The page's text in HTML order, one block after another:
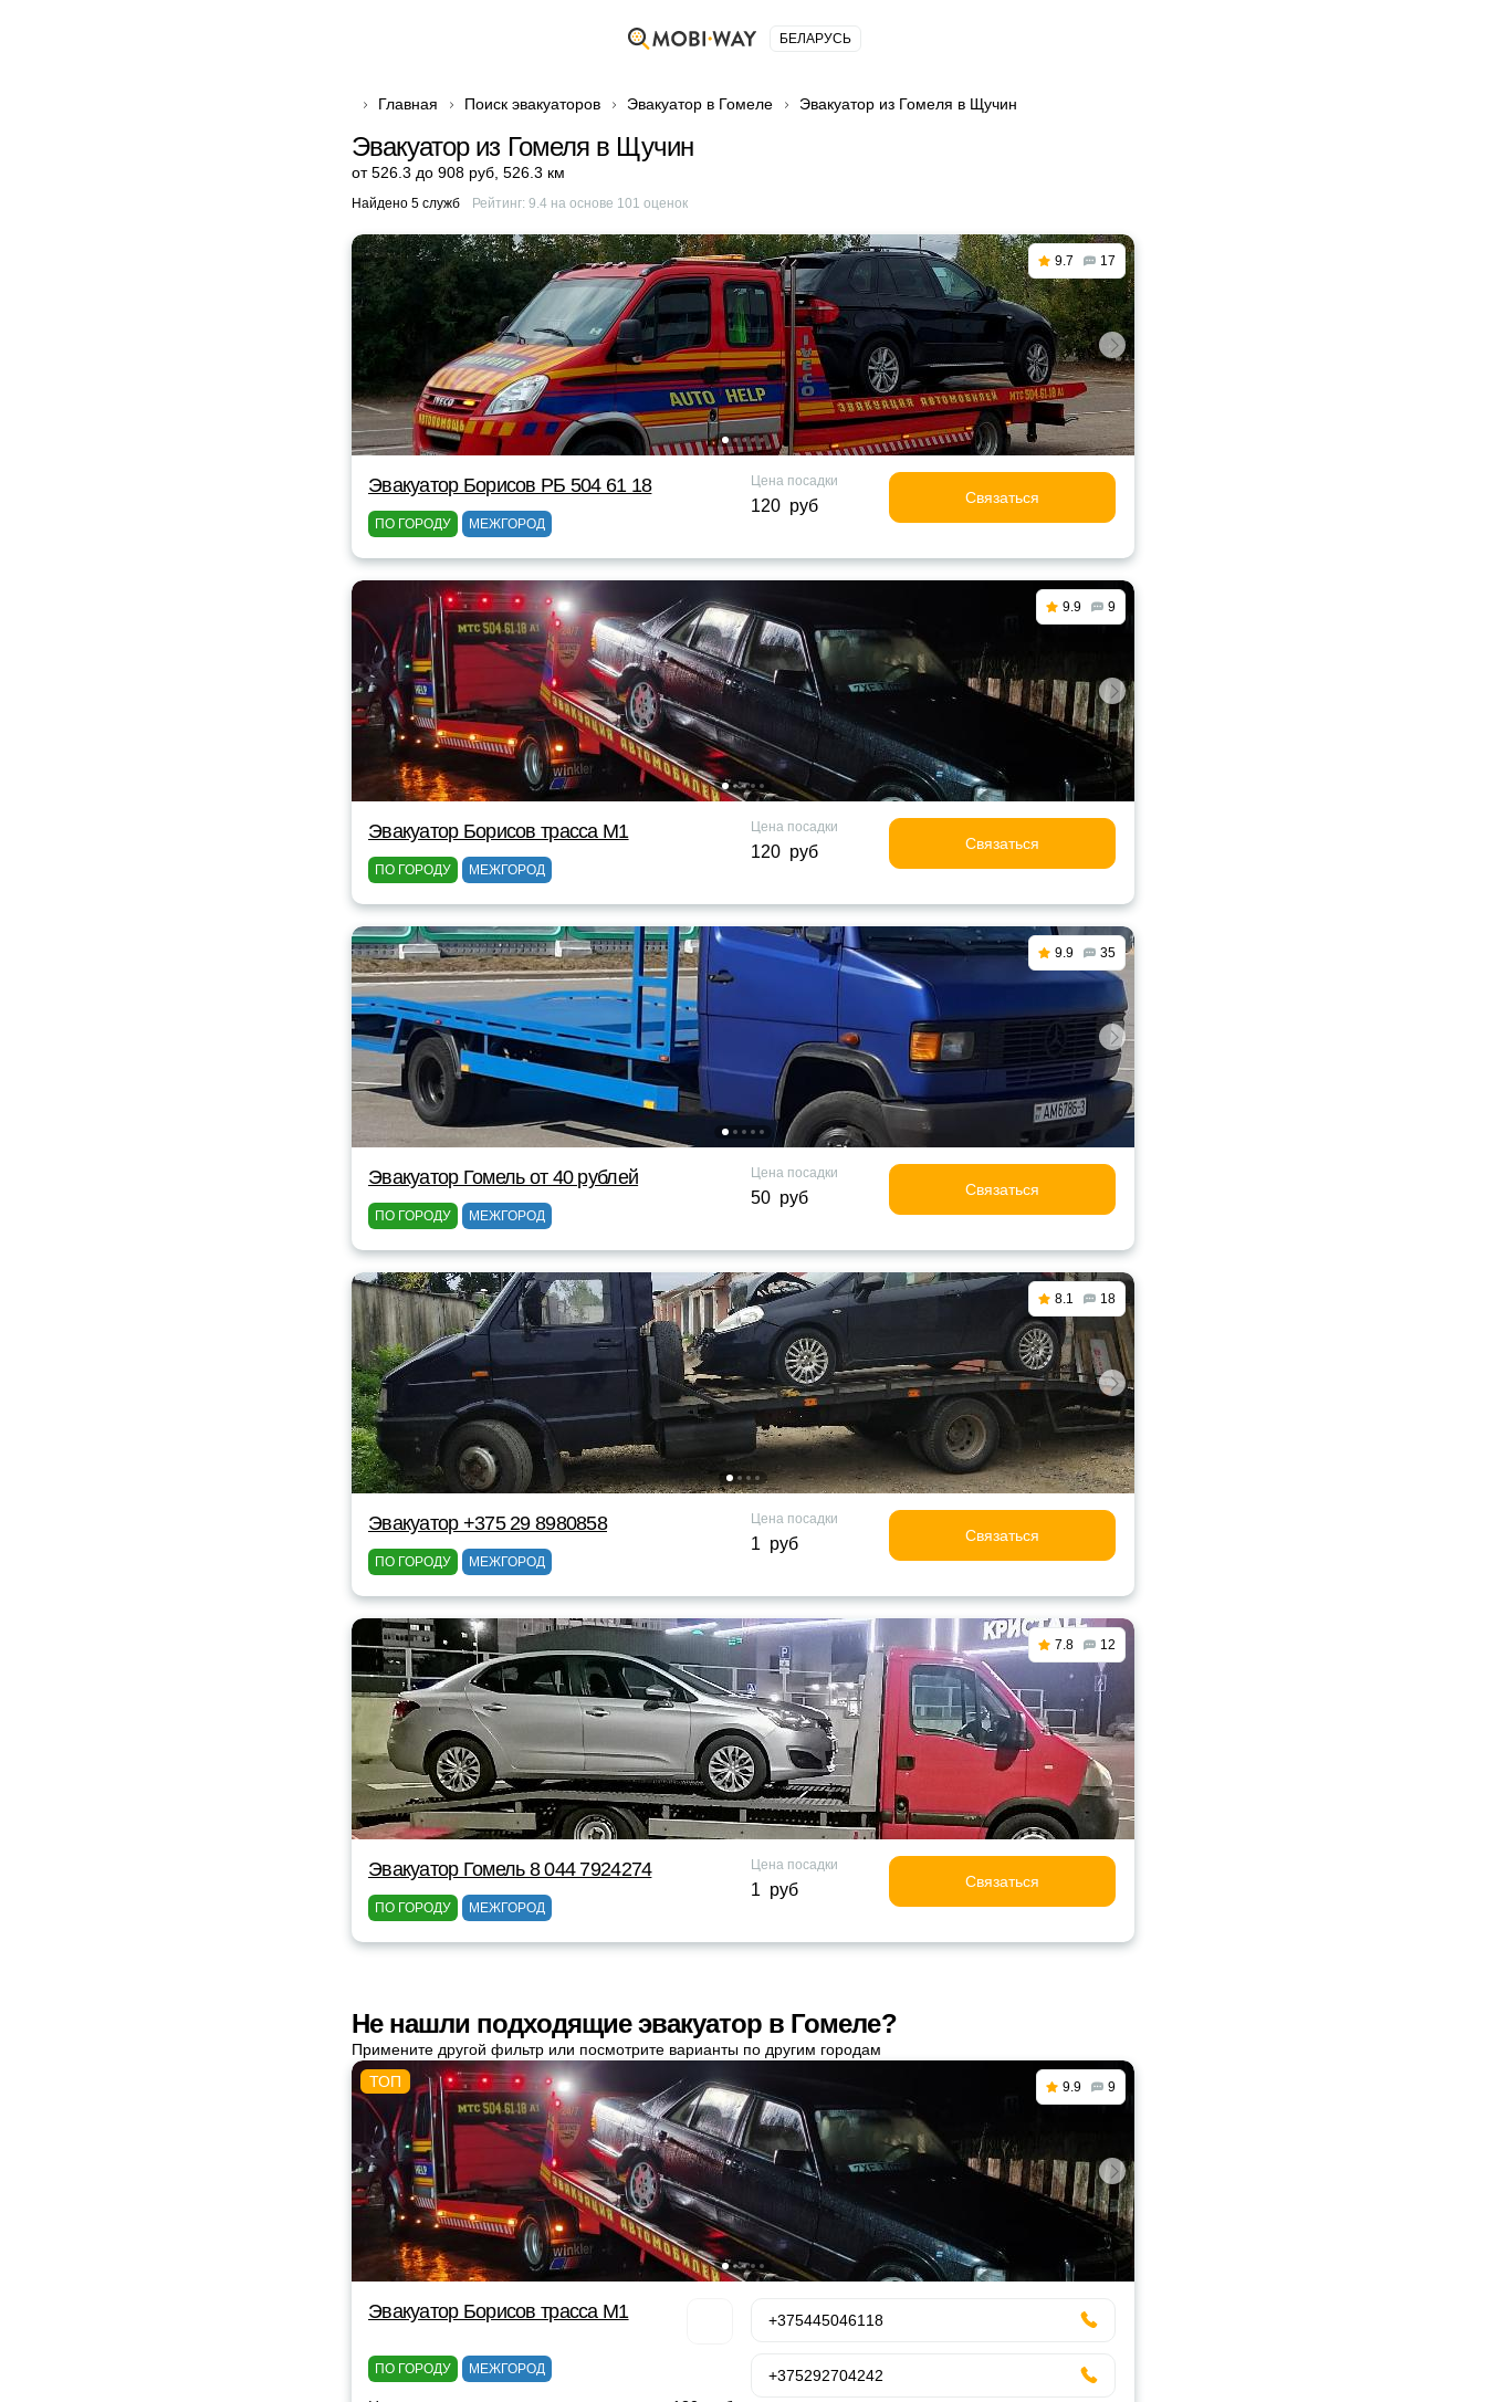
БЕЛАРУСЬ
Главная Поиск эвакуаторов Эвакуатор в Гомеле Эвакуатор из Гомеля в Щучин
Эвакуатор из Гомеля в Щучин
от 526.3 до 908 руб 526.3 км
Найдено 5 служб Рейтинг: 9.4на основе 101 оценок
9.7 17
Эвакуатор Борисов РБ 504 61 18
ПО ГОРОДУ МЕЖГОРОД
Цена посадки
120 руб Связаться
9.9 9
Эвакуатор Борисов трасса М1
ПО ГОРОДУ МЕЖГОРОД
Цена посадки
120 руб Связаться
9.9 35
Эвакуатор Гомель от 40 рублей
ПО ГОРОДУ МЕЖГОРОД
Цена посадки
50 руб Связаться
8.1 18
Эвакуатор +375 29 8980858
ПО ГОРОДУ МЕЖГОРОД
Цена посадки
1 руб Связаться
7.8 12
Эвакуатор Гомель 8 044 7924274
ПО ГОРОДУ МЕЖГОРОД
Цена посадки
1 руб Связаться
Не нашли подходящие эвакуатор в Гомеле?
Примените другой фильтр или посмотрите варианты по другим городам
9.9 9
Эвакуатор Борисов трасса М1
ПО ГОРОДУ МЕЖГОРОД
+375445046118
+375292704242